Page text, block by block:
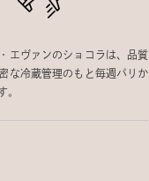
エヴァンのショコラは、品質
な冷蔵管理のもと毎週パリか